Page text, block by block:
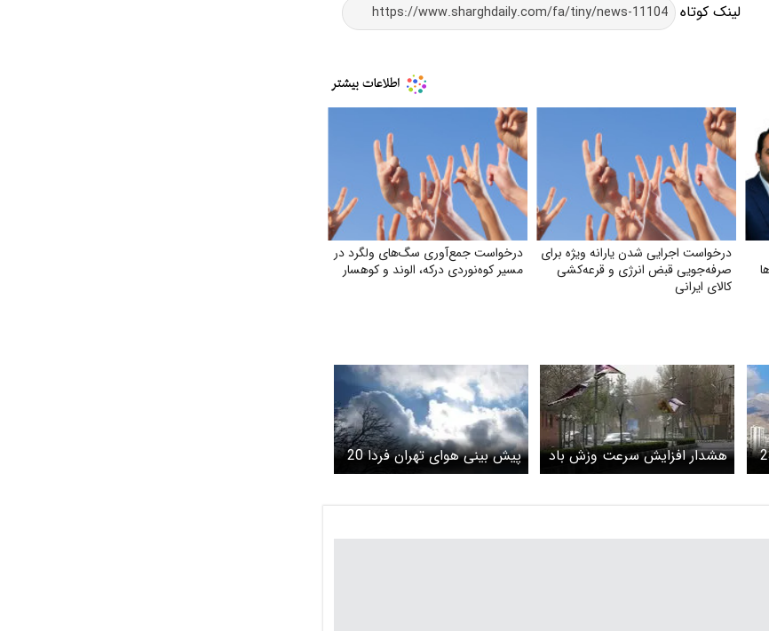
لینک کوتاه
درخواست اجرایی شدن یارانه ویژه برای
صرفه‌جویی قبض انرژی و قرعه‌کشی
کالای ایرانی
درخواست جمع‌آوری سگ‌های ولگرد در
مسیر کوه‌نوردی درکه، الوند و کوهسار
فردا 23
هشدار افزایش سرعت وزش باد
در تهران
پیش بینی هوای تهران فردا 20
خرداد 1403/افزایش دما